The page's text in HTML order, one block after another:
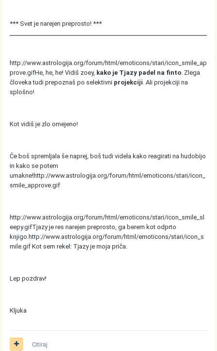
*** Svet je narejen preprosto! ***
http://www.astrologija.org/forum/html/emoticons/stari/icon_smile_ap
prove.gifHe, he, he! Vidiš zoey, kako je Tjazy padel na finto . Zlega
človeka tudi prepoznaš po selektivni projekciji . Ali projekciji na
splošno!
Kot vidiš je zlo omejeno!
Če boš spremljala še naprej, boš tudi videla kako reagirati na hudobijo
in kako se potem
umakne!http://www.astrologija.org/forum/html/emoticons/stari/icon_
smile_approve.gif
http://www.astrologija.org/forum/html/emoticons/stari/icon_smile_sl
eepy.gifTjazy je res narejen preprosto, ga berem kot odprto
knjigo.http://www.astrologija.org/forum/html/emoticons/stari/icon_s
mile.gif Kot sem rekel: Tjazy je moja priča.
Lep pozdrav!
Kljuka
Citiraj